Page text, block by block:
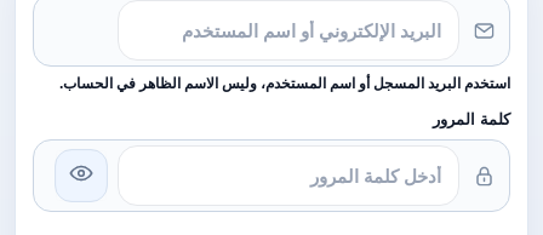
استخدم البريد المسجل أو اسم المستخدم، وليس الاسم الظاهر في الحساب.
كلمة المرور